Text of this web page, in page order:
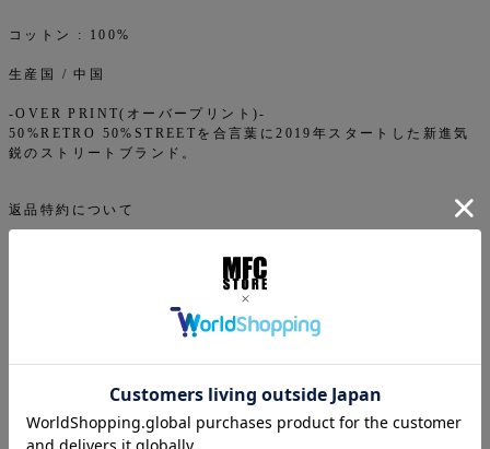
コットン : 100%
生産国 / 中国
-OVER PRINT(オーバープリント)-
50%RETRO 50%STREETを合言葉に2019年スタートした新進気
鋭のストリートブランド。
返品特約について
ご注文について
下記注意事項をお読みになってから商品のご購入手続きをお
願い致します。